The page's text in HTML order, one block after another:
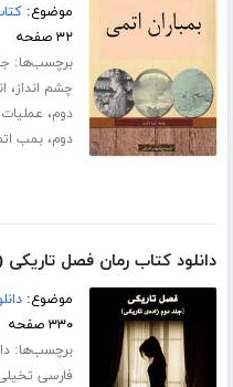
موضوع:
۳۲ صفحه
برچسب‌ها:
چشم انداز،
دوم،
دوم،بمب
دانلود کتاب رمان فصل
موضوع:
۳۳۰ صفحه
برچسب‌ها:
فارسی